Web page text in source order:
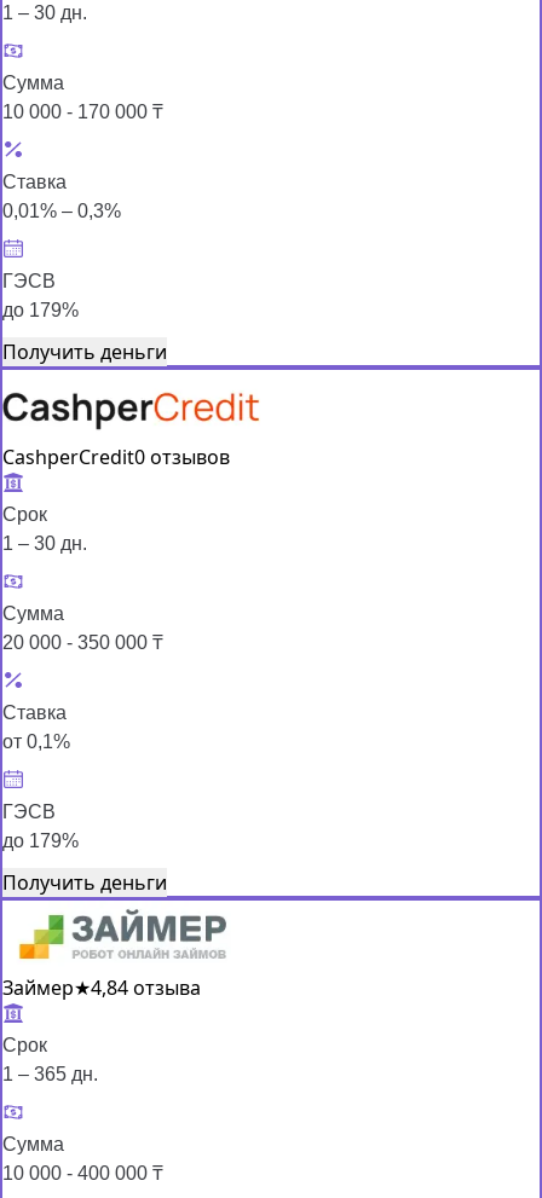
1 – 30 дн.
Сумма
10 000 - 170 000 ₸
Ставка
0,01% – 0,3%
ГЭСВ
до 179%
Получить деньги
CashperCredit0 отзывов
Срок
1 – 30 дн.
Сумма
20 000 - 350 000 ₸
Ставка
от 0,1%
ГЭСВ
до 179%
Получить деньги
Займер★4,84 отзыва
Срок
1 – 365 дн.
Сумма
10 000 - 400 000 ₸